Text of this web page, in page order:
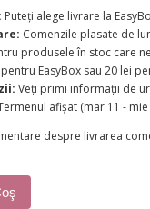
Puteți alege livrare la
Comenzile plasate de
produsele în stoc care
EasyBox sau 20 lei
Veți primi informații de
afișat (mar 11 -
despre livrarea